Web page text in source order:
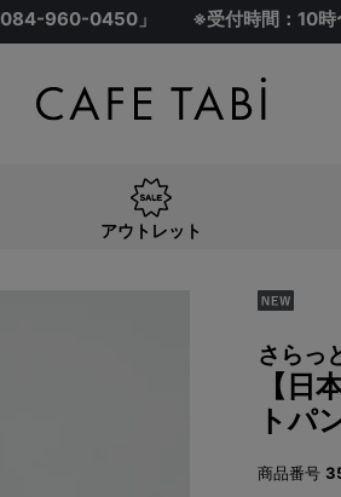
084-960-0450 」 ※受付時間：10時
アウトレット
さらっ
【日
トパ
商品番号